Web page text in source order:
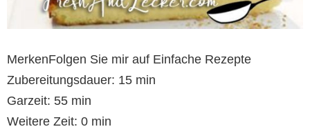
MerkenFolgen Sie mir auf Einfache Rezepte
Zubereitungsdauer: 15 min
Garzeit: 55 min
Weitere Zeit: 0 min